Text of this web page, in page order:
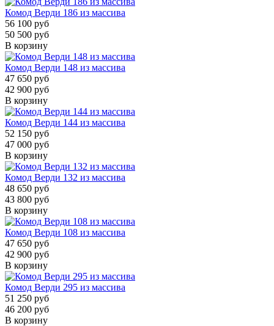
Комод Верди 186 из массива
56 100 руб
50 500 руб
В корзину
Комод Верди 148 из массива
47 650 руб
42 900 руб
В корзину
Комод Верди 144 из массива
52 150 руб
47 000 руб
В корзину
Комод Верди 132 из массива
48 650 руб
43 800 руб
В корзину
Комод Верди 108 из массива
47 650 руб
42 900 руб
В корзину
Комод Верди 295 из массива
51 250 руб
46 200 руб
В корзину